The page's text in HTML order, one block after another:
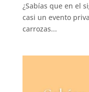
¿Sabías que en el
casi un evento
carrozas...